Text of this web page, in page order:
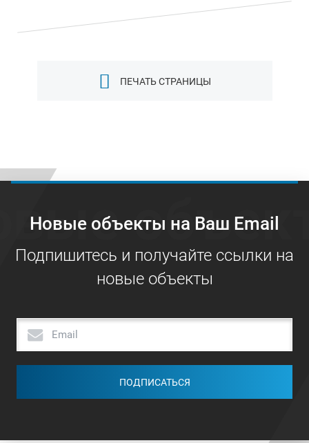
ПЕЧАТЬ СТРАНИЦЫ
Новые объекты на Ваш Email
Подпишитесь и получайте ссылки на
новые объекты
ПОДПИСАТЬСЯ